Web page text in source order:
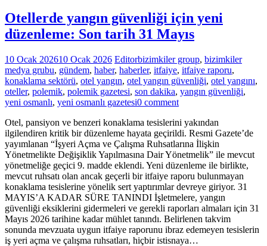
Otellerde yangın güvenliği için yeni
düzenleme: Son tarih 31 Mayıs
10 Ocak 202610 Ocak 2026 Editorbizimkiler group, bizimkiler
medya grubu, gündem, haber, haberler, itfaiye, itfaiye raporu,
konaklama sektörü, otel yangın, otel yangın güvenliği, otel yangını,
oteller, polemik, polemik gazetesi, son dakika, yangın güvenliği,
yeni osmanlı, yeni osmanlı gazetesi0 comment
Otel, pansiyon ve benzeri konaklama tesislerini yakından
ilgilendiren kritik bir düzenleme hayata geçirildi. Resmi Gazete’de
yayımlanan “İşyeri Açma ve Çalışma Ruhsatlarına İlişkin
Yönetmelikte Değişiklik Yapılmasına Dair Yönetmelik” ile mevcut
yönetmeliğe geçici 9. madde eklendi. Yeni düzenleme ile birlikte,
mevcut ruhsatı olan ancak geçerli bir itfaiye raporu bulunmayan
konaklama tesislerine yönelik sert yaptırımlar devreye giriyor. 31
MAYIS’A KADAR SÜRE TANINDI İşletmelere, yangın
güvenliği eksiklerini gidermeleri ve gerekli raporları almaları için 31
Mayıs 2026 tarihine kadar mühlet tanındı. Belirlenen takvim
sonunda mevzuata uygun itfaiye raporunu ibraz edemeyen tesislerin
iş yeri açma ve çalışma ruhsatları, hiçbir istisnaya…